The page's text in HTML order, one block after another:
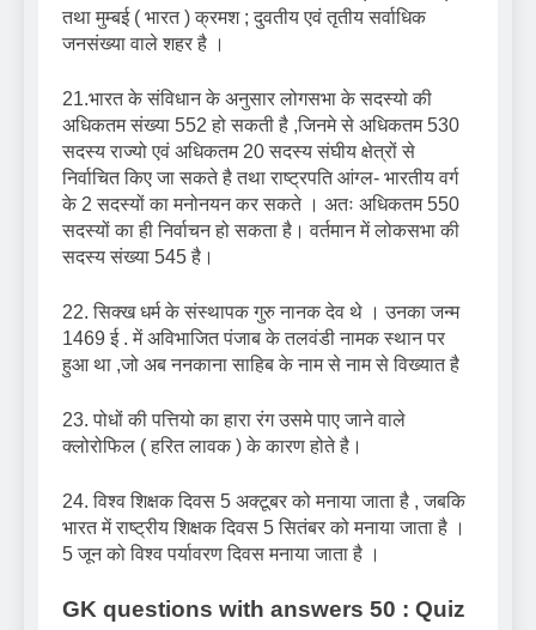
तथा मुम्बई ( भारत ) क्रमश ; दुवतीय एवं तृतीय सर्वाधिक
जनसंख्या वाले शहर है ।
21.भारत के संविधान के अनुसार लोगसभा के सदस्यो की
अधिकतम संख्या 552 हो सकती है ,जिनमे से अधिकतम 530
सदस्य राज्यो एवं अधिकतम 20 सदस्य संघीय क्षेत्रों से
निर्वाचित किए जा सकते है तथा राष्ट्रपति आंग्ल- भारतीय वर्ग
के 2 सदस्यों का मनोनयन कर सकते । अतः अधिकतम 550
सदस्यों का ही निर्वाचन हो सकता है। वर्तमान में लोकसभा की
सदस्य संख्या 545 है।
22. सिक्ख धर्म के संस्थापक गुरु नानक देव थे । उनका जन्म
1469 ई . में अविभाजित पंजाब के तलवंडी नामक स्थान पर
हुआ था ,जो अब ननकाना साहिब के नाम से नाम से विख्यात है
23. पोधों की पत्तियो का हारा रंग उसमे पाए जाने वाले
क्लोरोफिल ( हरित लावक ) के कारण होते है।
24. विश्व शिक्षक दिवस 5 अक्टूबर को मनाया जाता है , जबकि
भारत में राष्ट्रीय शिक्षक दिवस 5 सितंबर को मनाया जाता है ।
5 जून को विश्व पर्यावरण दिवस मनाया जाता है ।
GK questions with answers 50 : Quiz